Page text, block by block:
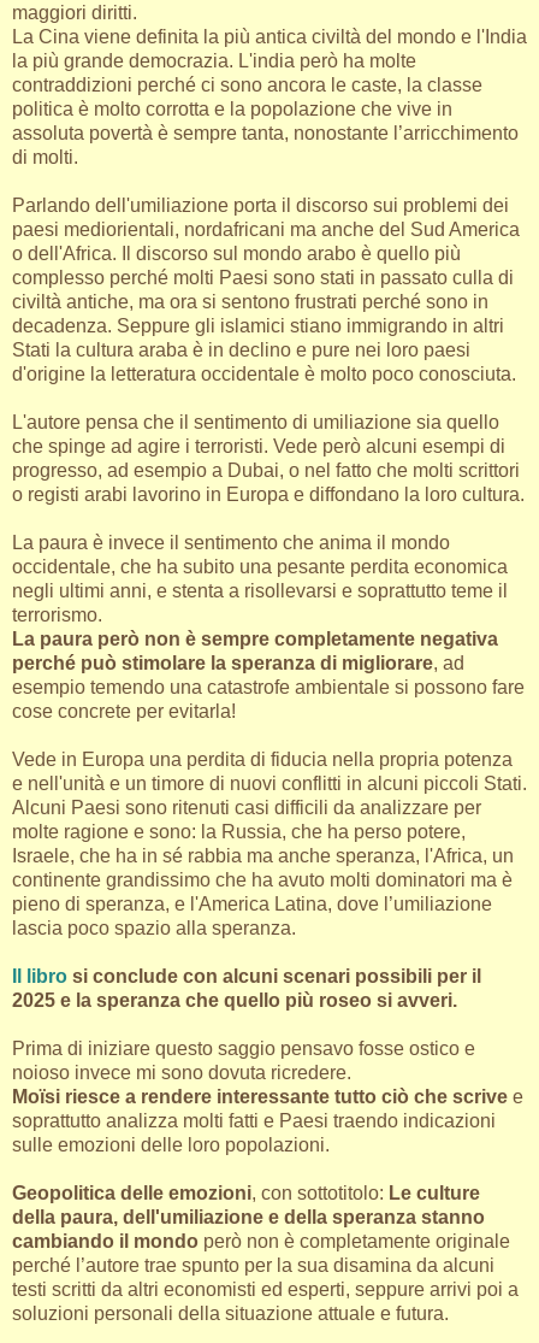
maggiori diritti.
La Cina viene definita la più antica civiltà del mondo e l'India
la più grande democrazia. L'india però ha molte
contraddizioni perché ci sono ancora le caste, la classe
politica è molto corrotta e la popolazione che vive in
assoluta povertà è sempre tanta, nonostante l’arricchimento
di molti.
Parlando dell'umiliazione porta il discorso sui problemi dei
paesi mediorientali, nordafricani ma anche del Sud America
o dell'Africa. Il discorso sul mondo arabo è quello più
complesso perché molti Paesi sono stati in passato culla di
civiltà antiche, ma ora si sentono frustrati perché sono in
decadenza. Seppure gli islamici stiano immigrando in altri
Stati la cultura araba è in declino e pure nei loro paesi
d'origine la letteratura occidentale è molto poco conosciuta.
L'autore pensa che il sentimento di umiliazione sia quello
che spinge ad agire i terroristi. Vede però alcuni esempi di
progresso, ad esempio a Dubai, o nel fatto che molti scrittori
o registi arabi lavorino in Europa e diffondano la loro cultura.
La paura è invece il sentimento che anima il mondo
occidentale, che ha subito una pesante perdita economica
negli ultimi anni, e stenta a risollevarsi e soprattutto teme il
terrorismo.
La paura però non è sempre completamente negativa
perché può stimolare la speranza di migliorare, ad
esempio temendo una catastrofe ambientale si possono fare
cose concrete per evitarla!
Vede in Europa una perdita di fiducia nella propria potenza
e nell'unità e un timore di nuovi conflitti in alcuni piccoli Stati.
Alcuni Paesi sono ritenuti casi difficili da analizzare per
molte ragione e sono: la Russia, che ha perso potere,
Israele, che ha in sé rabbia ma anche speranza, l'Africa, un
continente grandissimo che ha avuto molti dominatori ma è
pieno di speranza, e l'America Latina, dove l’umiliazione
lascia poco spazio alla speranza.
Il libro si conclude con alcuni scenari possibili per il
2025 e la speranza che quello più roseo si avveri.
Prima di iniziare questo saggio pensavo fosse ostico e
noioso invece mi sono dovuta ricredere.
Moïsi riesce a rendere interessante tutto ciò che scrive e
soprattutto analizza molti fatti e Paesi traendo indicazioni
sulle emozioni delle loro popolazioni.
Geopolitica delle emozioni, con sottotitolo: Le culture
della paura, dell'umiliazione e della speranza stanno
cambiando il mondo però non è completamente originale
perché l’autore trae spunto per la sua disamina da alcuni
testi scritti da altri economisti ed esperti, seppure arrivi poi a
soluzioni personali della situazione attuale e futura.